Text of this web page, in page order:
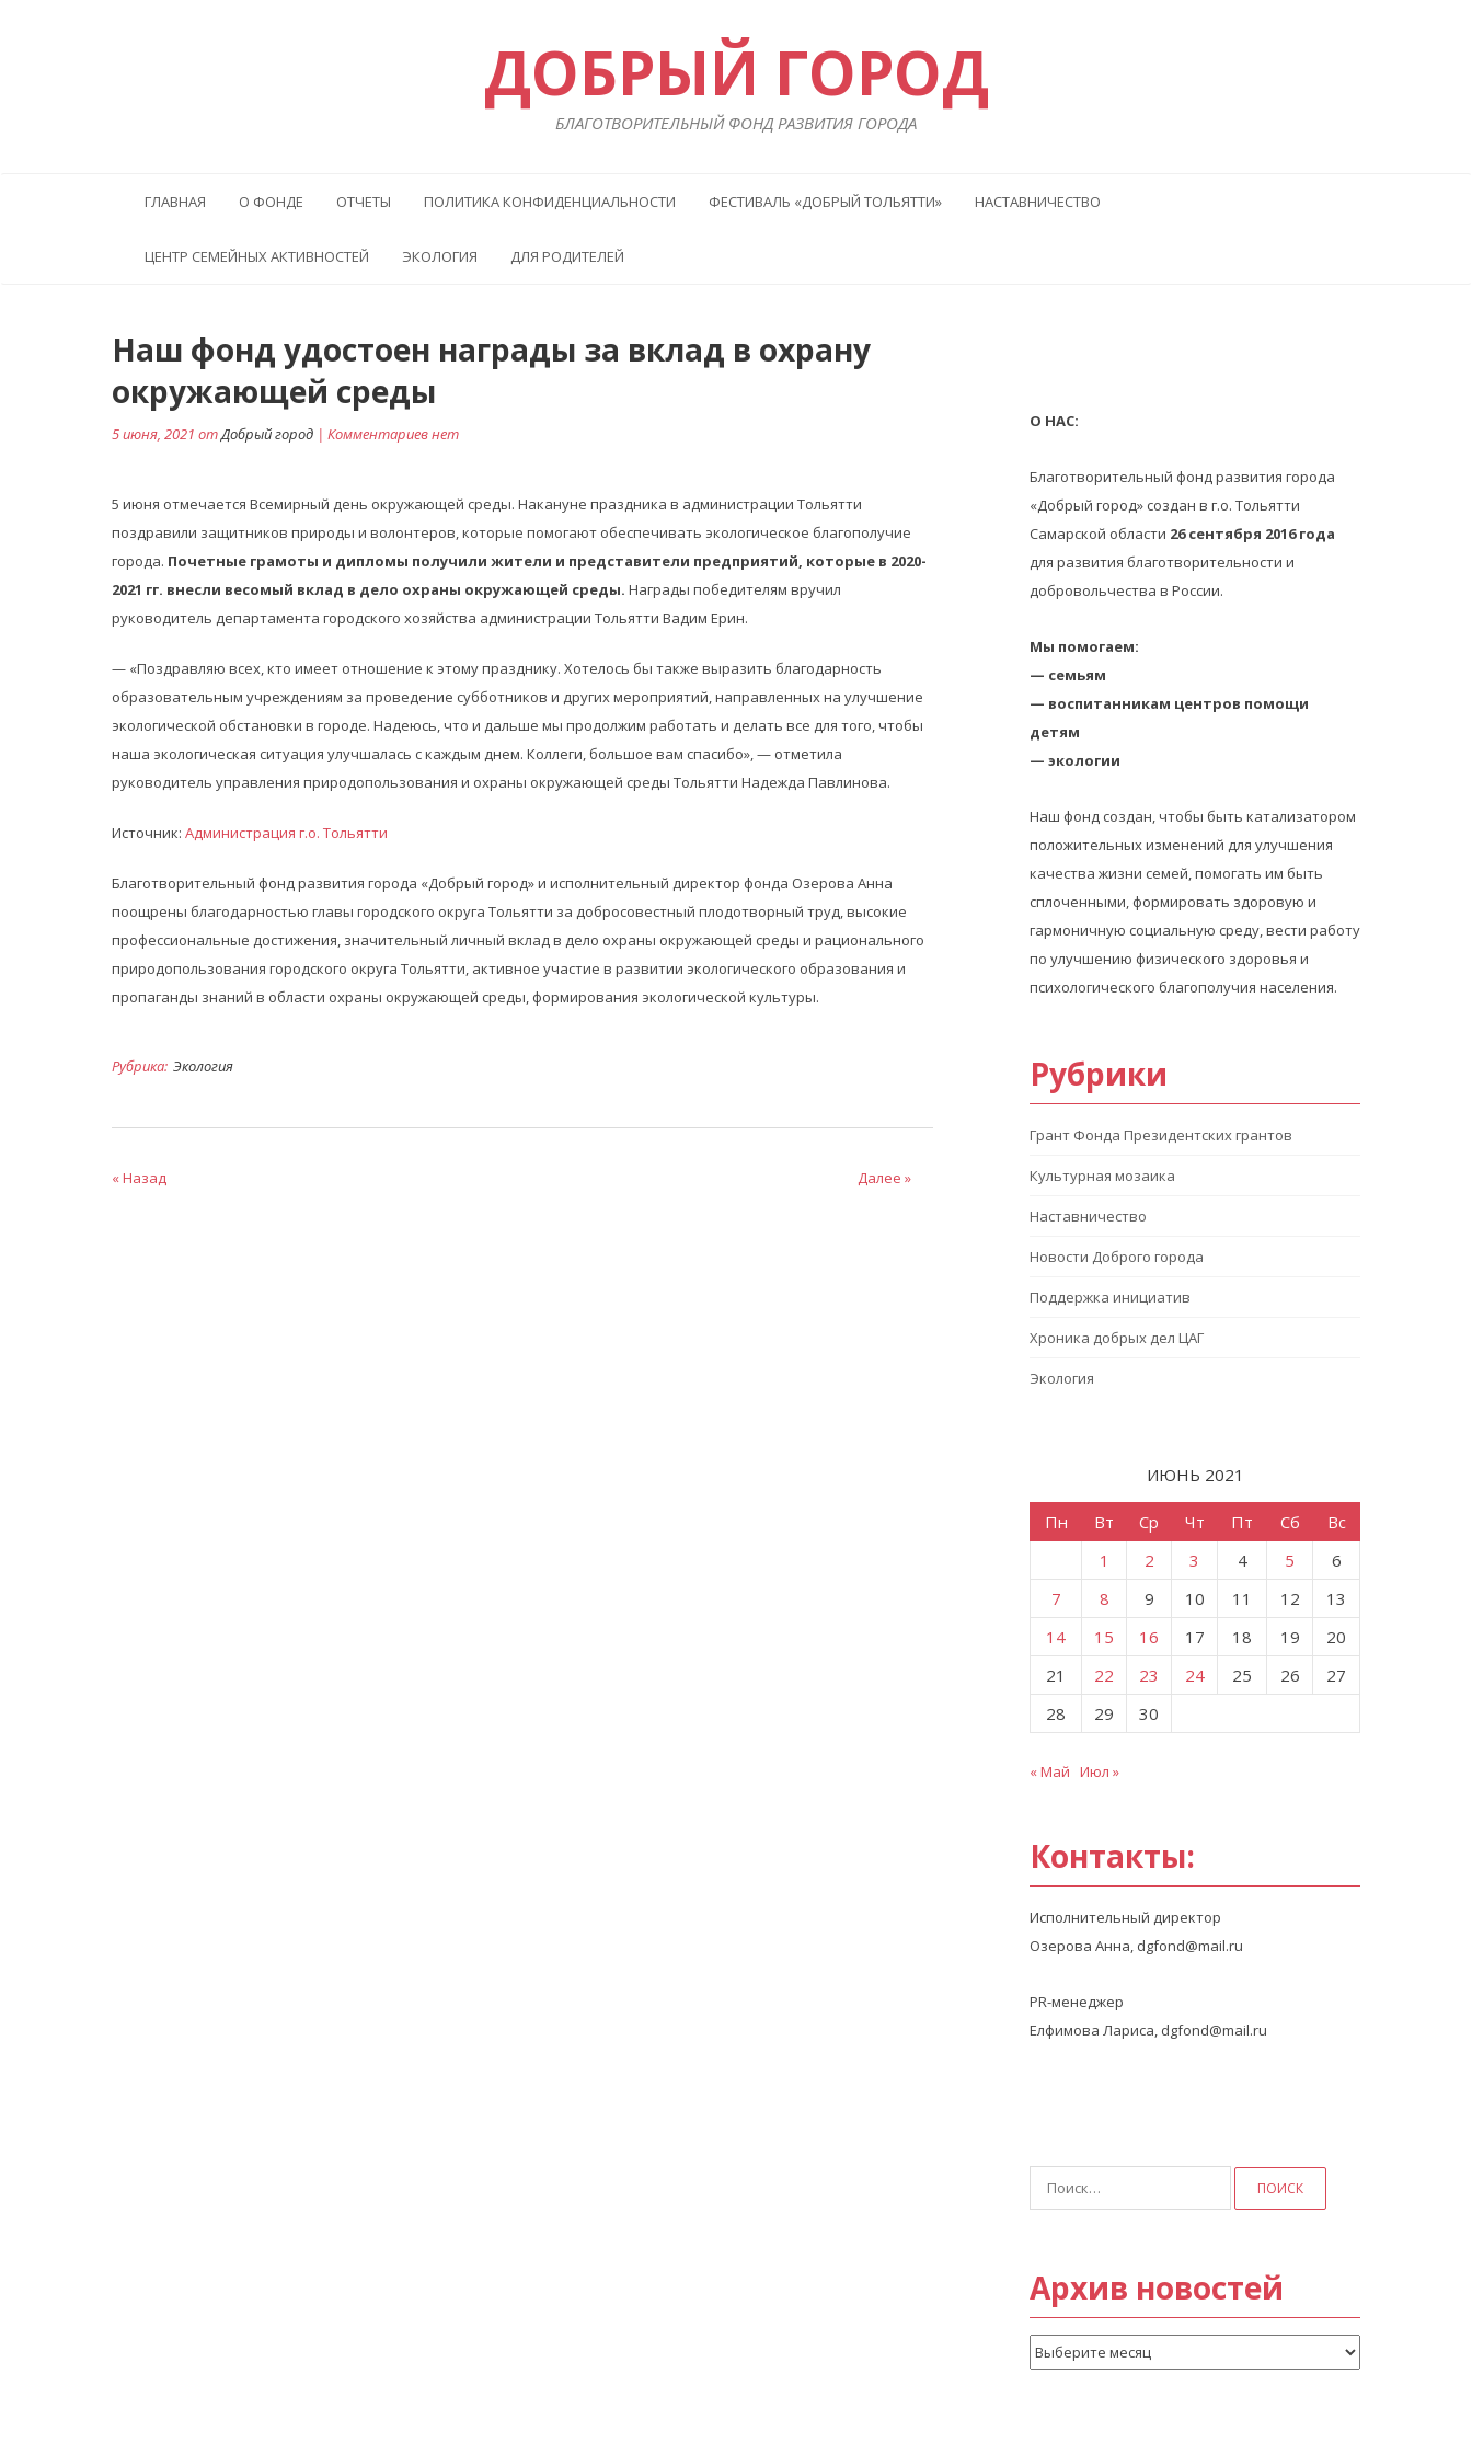
ДОБРЫЙ ГОРОД
БЛАГОТВОРИТЕЛЬНЫЙ ФОНД РАЗВИТИЯ ГОРОДА
ГЛАВНАЯ О ФОНДЕ ОТЧЕТЫ ПОЛИТИКА КОНФИДЕНЦИАЛЬНОСТИ ФЕСТИВАЛЬ «ДОБРЫЙ ТОЛЬЯТТИ» НАСТАВНИЧЕСТВО
ЦЕНТР СЕМЕЙНЫХ АКТИВНОСТЕЙ ЭКОЛОГИЯ ДЛЯ РОДИТЕЛЕЙ
Наш фонд удостоен награды за вклад в охрану
окружающей среды
5 июня, 2021 отДобрый город | Комментариев нет
5 июня отмечается Всемирный день окружающей среды. Накануне праздника в администрации Тольятти
поздравили защитников природы и волонтеров, которые помогают обеспечивать экологическое благополучие
города. Почетные грамоты и дипломы получили жители и представители предприятий, которые в 2020-
2021 гг. внесли весомый вклад в дело охраны окружающей среды. Награды победителям вручил
руководитель департамента городского хозяйства администрации Тольятти Вадим Ерин.
— «Поздравляю всех, кто имеет отношение к этому празднику. Хотелось бы также выразить благодарность
образовательным учреждениям за проведение субботников и других мероприятий, направленных на улучшение
экологической обстановки в городе. Надеюсь, что и дальше мы продолжим работать и делать все для того, чтобы
наша экологическая ситуация улучшалась с каждым днем. Коллеги, большое вам спасибо», — отметила
руководитель управления природопользования и охраны окружающей среды Тольятти Надежда Павлинова.
Источник: Администрация г.о. Тольятти
Благотворительный фонд развития города «Добрый город» и исполнительный директор фонда Озерова Анна
поощрены благодарностью главы городского округа Тольятти за добросовестный плодотворный труд, высокие
профессиональные достижения, значительный личный вклад в дело охраны окружающей среды и рационального
природопользования городского округа Тольятти, активное участие в развитии экологического образования и
пропаганды знаний в области охраны окружающей среды, формирования экологической культуры.
Рубрика: Экология
Навигация
по
записям
« Назад Далее »
О НАС:
Благотворительный фонд развития города
«Добрый город» создан в г.о. Тольятти
Самарской области 26 сентября 2016 года
для развития благотворительности и
добровольчества в России.
Мы помогаем:
— семьям
— воспитанникам центров помощи
детям
— экологии
Наш фонд создан, чтобы быть катализатором
положительных изменений для улучшения
качества жизни семей, помогать им быть
сплоченными, формировать здоровую и
гармоничную социальную среду, вести работу
по улучшению физического здоровья и
психологического благополучия населения.
Рубрики
Грант Фонда Президентских грантов
Культурная мозаика
Наставничество
Новости Доброго города
Поддержка инициатив
Хроника добрых дел ЦАГ
Экология
ИЮНЬ 2021
Пн Вт Ср Чт Пт Сб
Вс
1
2 3 4 5
6
7
8 9 10 11 12
13
14
15 16 17 18 19
20
21
22 23 24 25 26
27
28
29 30
« Май Июл »
Контакты:
Исполнительный директор
Озерова Анна, dgfond@mail.ru
PR-менеджер
Елфимова Лариса, dgfond@mail.ru
Архив новостей
Архив
новостей